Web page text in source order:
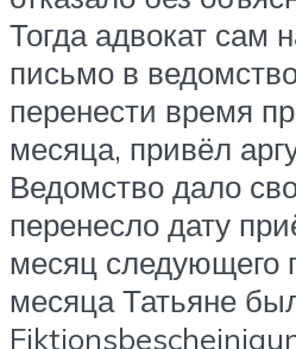
Тогда адвокат сам
письмо в
перенести время
месяца, привёл
Ведомство дало
перенесло дату
месяц следующего
месяца Татьяне